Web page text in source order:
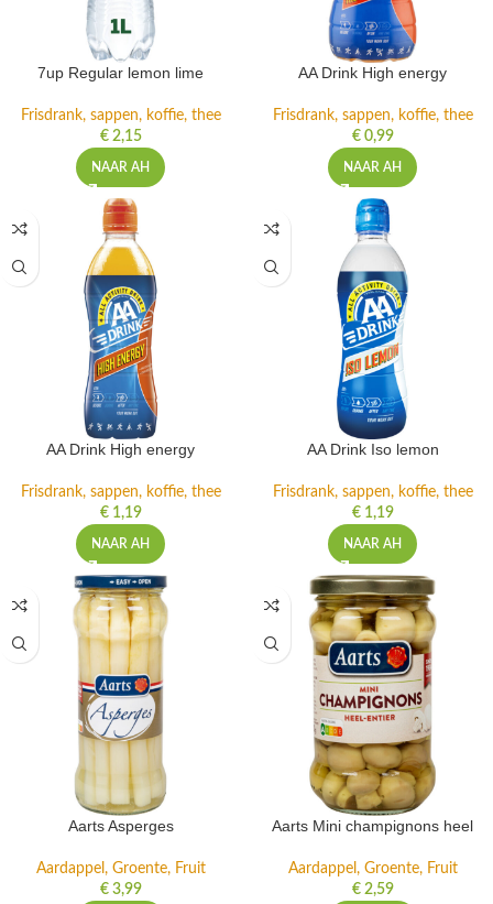
7up Regular lemon lime
Frisdrank, sappen, koffie, thee
€2,15
NAAR AH
AA Drink High energy
Frisdrank, sappen, koffie, thee
€0,99
NAAR AH
AA Drink High energy
Frisdrank, sappen, koffie, thee
€1,19
NAAR AH
AA Drink Iso lemon
Frisdrank, sappen, koffie, thee
€1,19
NAAR AH
Aarts Asperges
Aardappel, Groente, Fruit
€3,99
Aarts Mini champignons heel
Aardappel, Groente, Fruit
€2,59